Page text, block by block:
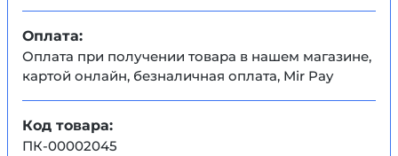
Оплата:
Оплата при получении товара в нашем магазине,
картой онлайн, безналичная оплата, Mir Pay
Код товара:
ПК-00002045